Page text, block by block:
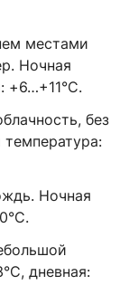
местами
Ночная
+6…+11°C.
без
Ночная
дневная: